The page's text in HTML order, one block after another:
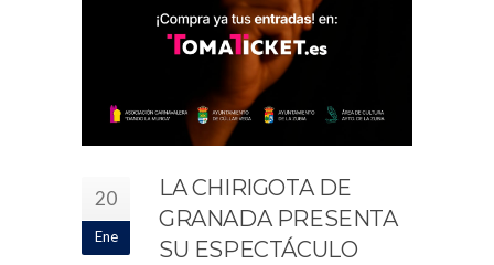
20
Ene
LA CHIRIGOTA DE
GRANADA PRESENTA
SU ESPECTÁCULO